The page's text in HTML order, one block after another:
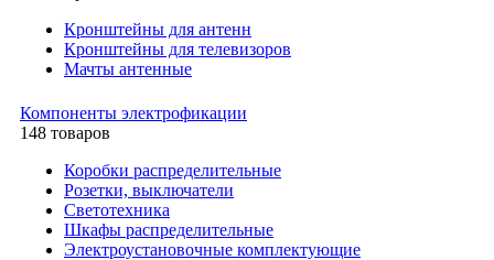
Кронштейны для антенн
Кронштейны для телевизоров
Мачты антенные
Компоненты электрофикации
148 товаров
Коробки распределительные
Розетки, выключатели
Светотехника
Шкафы распределительные
Электроустановочные комплектующие